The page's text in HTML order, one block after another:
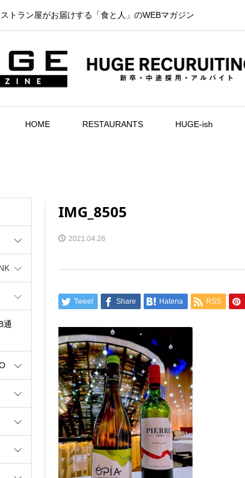
トラン屋がお届けする「食と人」のWEBマガジン
HOME RESTAURANTS HUGE-ish
IMG_8505
2021.04.26
Tweet Share Hatena RSS
通